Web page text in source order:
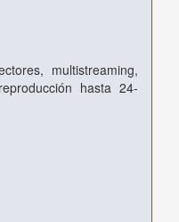
multistreaming,
hasta 24-